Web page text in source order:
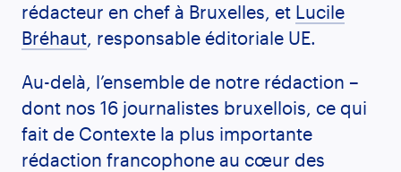
rédacteur en chef à Bruxelles, et Lucile
Bréhaut, responsable éditoriale UE.
Au-delà, l’ensemble de notre rédaction –
dont nos 16 journalistes bruxellois, ce qui
fait de Contexte la plus importante
rédaction francophone au cœur des